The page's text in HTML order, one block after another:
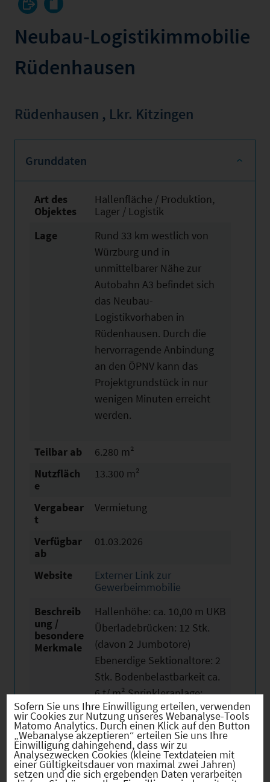
Neubau-Logistikimmobilie
Rüdenhausen
Rüdenhausen , Lkr. Kitzingen
Grunddaten
Art des
Objektes
Hallenfläche / Produktion,
Lager / Logistik
Lage
Rund 33 km westlich von
Würzburg und in
unmittelbarer Nähe zur
Autobahn A3 befindet sich
das Neubau-
Logistikvorhaben in
Rüdenhausen. Durch die
hervorragende Anbindung
an den ÖPNV kann das
Projektgrundstück in nur
wenigen Minuten erreicht
werden.
Teilbar ab
6.280 m²
Nutzfläch
e
13.300 m²
Vergabear
t
Vermietung
Verfügbar
ab
01.03.2026
Website
Externer Link zur
Gewerbeimmobilie
Beschreib
ung /
besondere
Merkmale
Hallenhöhe: ca. 10,00 m UKB
Überladebrücken: 12 Stk.
(davon 2 Jumbotore)
Ebenerdige Sektionaltore: 2
Stk. Bodenbelastbarkeit ca.
6 t/ m² Sprinkleranlage:
ESFR Deckensprinklerung
Heizung Halle:
Wärmepumpe Beleuchtung
Halle: LED Beleuchtung PKW
Stellplätze: 41 Stk. LKW
Sofern Sie uns Ihre Einwilligung erteilen, verwenden
wir Cookies zur Nutzung unseres Webanalyse-Tools
Matomo Analytics. Durch einen Klick auf den Button
„Webanalyse akzeptieren“ erteilen Sie uns Ihre
Einwilligung dahingehend, dass wir zu
Analysezwecken Cookies (kleine Textdateien mit
einer Gültigkeitsdauer von maximal zwei Jahren)
setzen und die sich ergebenden Daten verarbeiten